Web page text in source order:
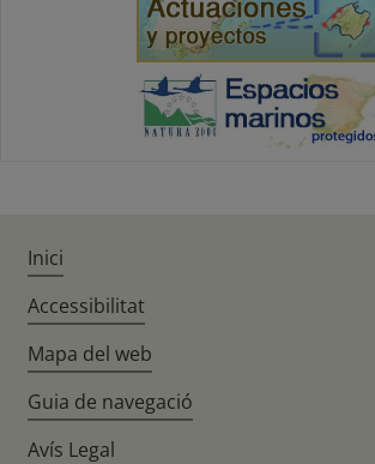
Inici
Accessibilitat
Mapa del web
Guia de navegació
Avís Legal